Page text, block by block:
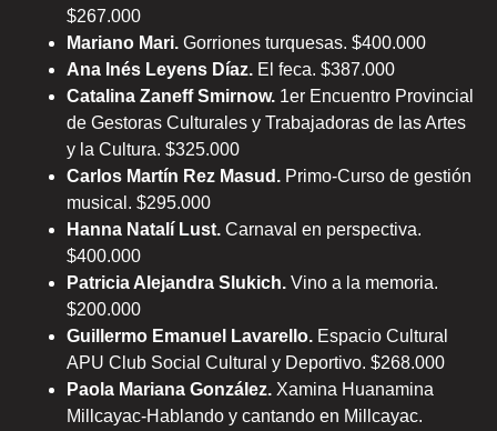
$267.000
Mariano Mari. Gorriones turquesas. $400.000
Ana Inés Leyens Díaz. El feca. $387.000
Catalina Zaneff Smirnow. 1er Encuentro Provincial
de Gestoras Culturales y Trabajadoras de las Artes
y la Cultura. $325.000
Carlos Martín Rez Masud. Primo-Curso de gestión
musical. $295.000
Hanna Natalí Lust. Carnaval en perspectiva.
$400.000
Patricia Alejandra Slukich. Vino a la memoria.
$200.000
Guillermo Emanuel Lavarello. Espacio Cultural
APU Club Social Cultural y Deportivo. $268.000
Paola Mariana González. Xamina Huanamina
Millcayac-Hablando y cantando en Millcayac.